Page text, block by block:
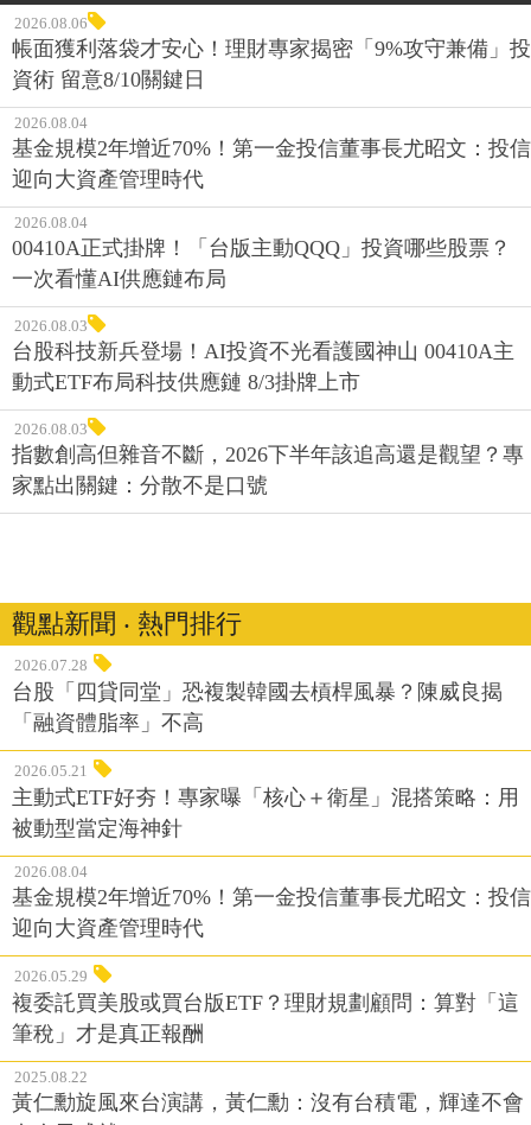
2026.08.06
帳面獲利落袋才安心！理財專家揭密「9%攻守兼備」投
資術 留意8/10關鍵日
2026.08.04
基金規模2年增近70%！第一金投信董事長尤昭文：投信
迎向大資產管理時代
2026.08.04
00410A正式掛牌！「台版主動QQQ」投資哪些股票？
一次看懂AI供應鏈布局
2026.08.03
台股科技新兵登場！AI投資不光看護國神山 00410A主
動式ETF布局科技供應鏈 8/3掛牌上市
2026.08.03
指數創高但雜音不斷，2026下半年該追高還是觀望？專
家點出關鍵：分散不是口號
觀點新聞 ‧ 熱門排行
2026.07.28
台股「四貸同堂」恐複製韓國去槓桿風暴？陳威良揭
「融資體脂率」不高
2026.05.21
主動式ETF好夯！專家曝「核心＋衛星」混搭策略：用
被動型當定海神針
2026.08.04
基金規模2年增近70%！第一金投信董事長尤昭文：投信
迎向大資產管理時代
2026.05.29
複委託買美股或買台版ETF？理財規劃顧問：算對「這
筆稅」才是真正報酬
2025.08.22
黃仁勳旋風來台演講，黃仁勳：沒有台積電，輝達不會